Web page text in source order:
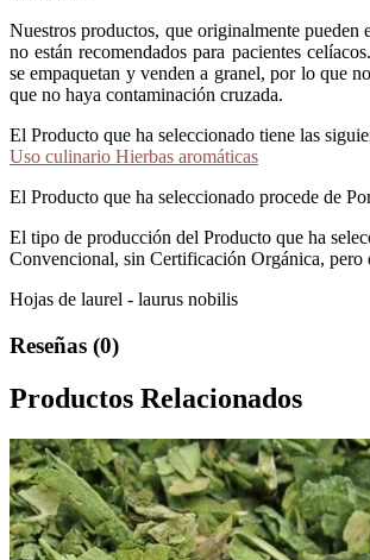
Nuestros productos, que originalmente pueden
no están recomendados para pacientes
se empaquetan y venden a granel, por lo que
que no haya contaminación cruzada.
El Producto que ha seleccionado tiene las
Uso culinario Hierbas aromáticas
El Producto que ha seleccionado procede de
El tipo de producción del Producto que ha
Convencional, sin Certificación Orgánica, pero
Hojas de laurel - laurus nobilis
Reseñas (0)
Productos Relacionados